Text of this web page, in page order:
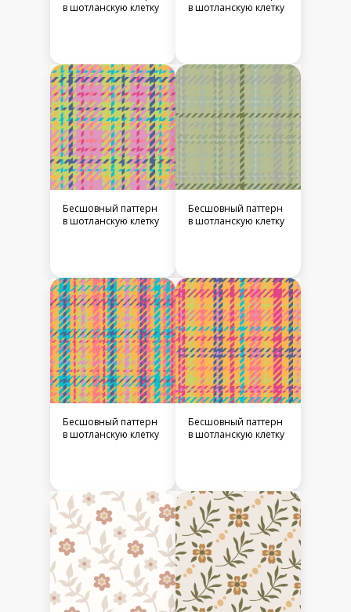
в шотланскую клетку
в шотланскую клетку
Бесшовный паттерн
в шотланскую клетку
Бесшовный паттерн
в шотланскую клетку
Бесшовный паттерн
в шотланскую клетку
Бесшовный паттерн
в шотланскую клетку